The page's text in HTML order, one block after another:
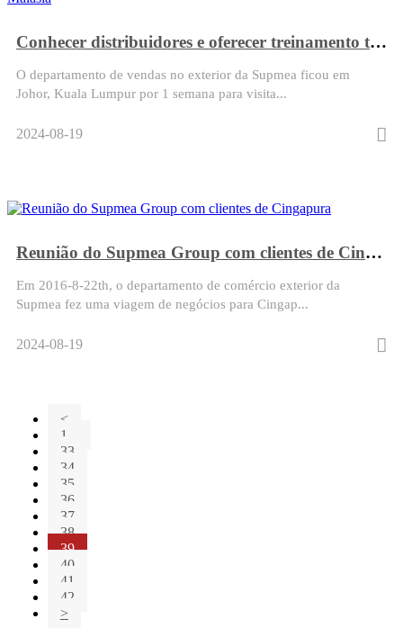
Conhecer distribuidores e oferecer treinamento técnico local na Malásia
O departamento de vendas no exterior da Supmea ficou em
Johor, Kuala Lumpur por 1 semana para visita...
2024-08-19
Reunião do Supmea Group com clientes de Cingapura
Em 2016-8-22th, o departamento de comércio exterior da
Supmea fez uma viagem de negócios para Cingap...
2024-08-19
<
1...
33
34
35
36
37
38
39
40
41
42
>